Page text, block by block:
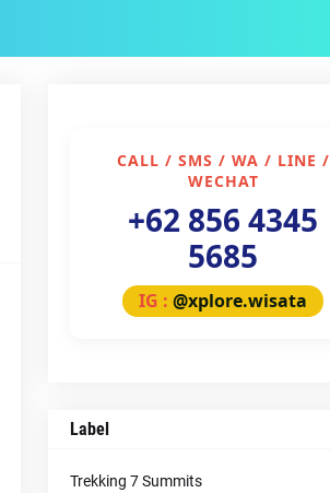
CALL / SMS / WA / LINE /
WECHAT
+62 856 4345
5685
IG : @xplore.wisata
Label
Trekking 7 Summits